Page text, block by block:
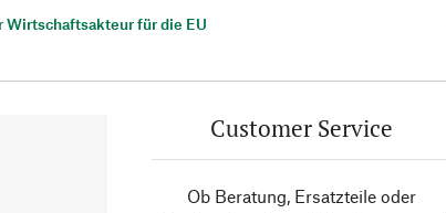
Wirtschaftsakteur für die EU
Customer Service
Ob Beratung, Ersatzteile oder